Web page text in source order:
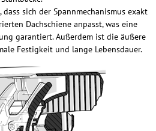
dass sich der Spannmechanismus exakt
Dachschiene anpasst, was eine
garantiert. Außerdem ist die äußere
Festigkeit und lange Lebensdauer.